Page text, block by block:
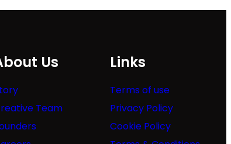
Us
Team
Links
Terms of use
Privacy Policy
Cookie Policy